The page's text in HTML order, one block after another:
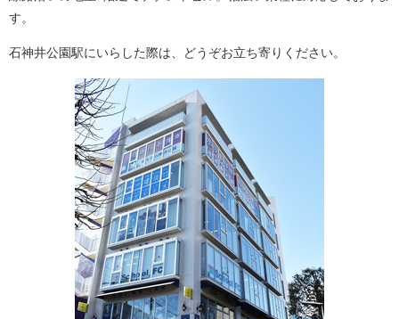
す。
石神井公園駅にいらした際は、どうぞお立ち寄りください。